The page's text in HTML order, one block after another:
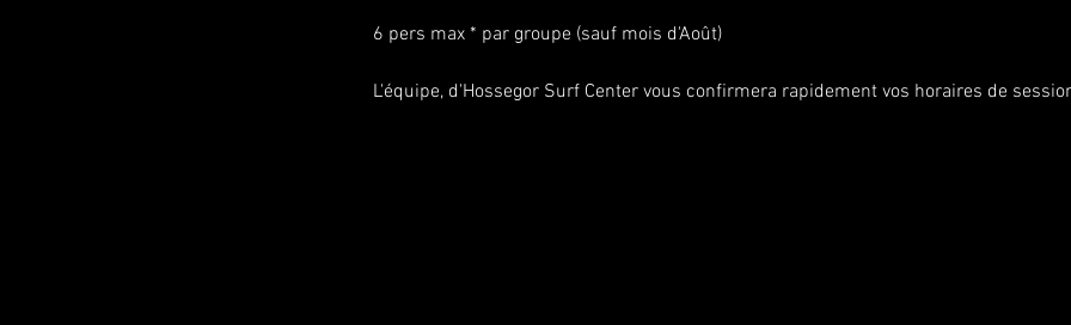
6 pers max * par groupe (sauf mois d'Août)
L'équipe, d'Hossegor Surf Center vous confirmera rapidement vos horaires de